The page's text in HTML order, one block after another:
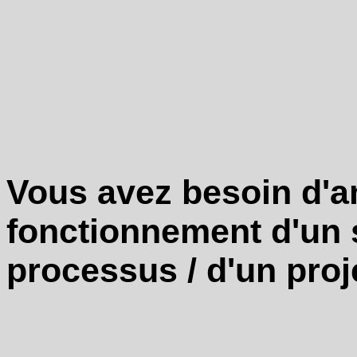
Vous avez besoin
fonctionnement d'un
processus / d'un
Accompagnement
vos
tournées
/
Kamishibaï